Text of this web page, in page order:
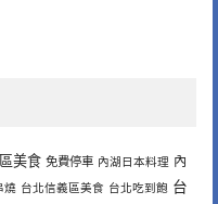
美食 免費停車 內湖日本料理 內
燒 台北信義區美食 台北吃到飽 台